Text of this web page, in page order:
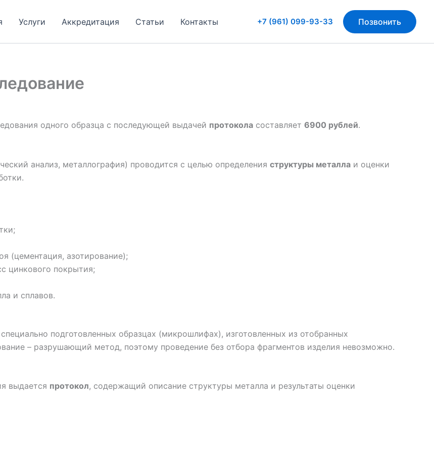
Услуги Аккредитация Статьи Контакты +7 (961) 099-93-33 Позвонить
одного образца с последующей выдачей протокола составляет 6900 рублей.
анализ, металлография) проводится с целью определения структуры металла и оценки
(цементация, азотирование);
цинкового покрытия;
и сплавов.
подготовленных образцах (микрошлифах), изготовленных из отобранных
– разрушающий метод, поэтому проведение без отбора фрагментов изделия невозможно.
выдается протокол, содержащий описание структуры металла и результаты оценки